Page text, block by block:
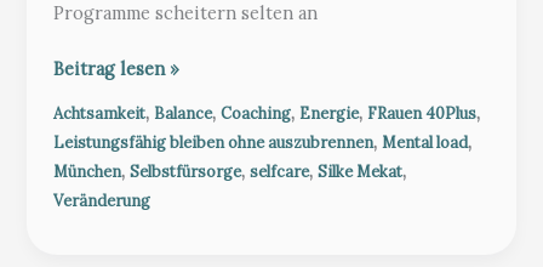
Programme scheitern selten an
Warum
Schritte
ab
40
entscheidend
Beitrag lesen »
Achtsamkeit, Balance,Coaching, Energie, FRauen 40Plus,
Leistungsfähig bleiben ohne auszubrennen, Mental load,
München,Selbstfürsorge,selfcare,Silke Mekat,
Veränderung